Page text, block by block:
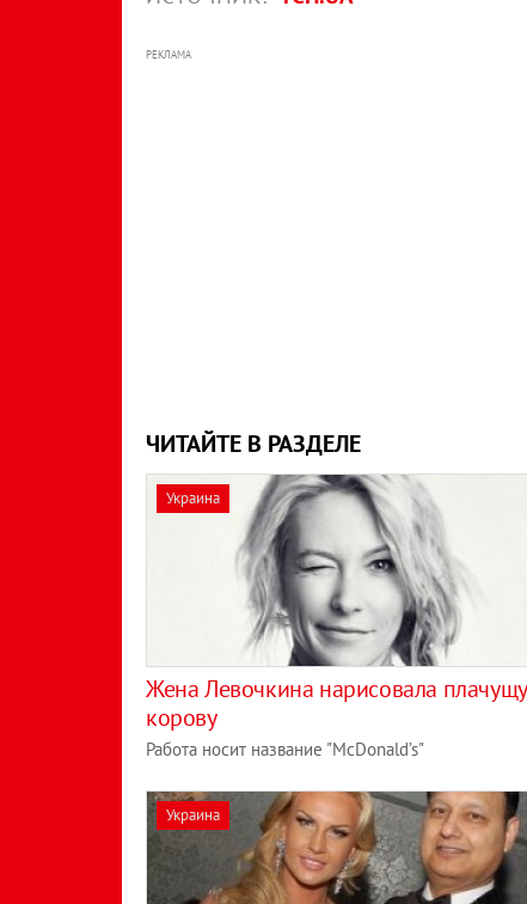
РЕКЛАМА
ЧИТАЙТЕ В РАЗДЕЛЕ
Украина
Жена Левочкина нарисовала
корову
Работа носит название "McDonald’s"
Украина